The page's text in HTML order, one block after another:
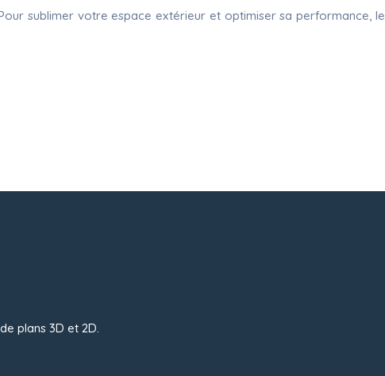
sublimer votre espace extérieur et optimiser sa performance, le
plans 3D et 2D.